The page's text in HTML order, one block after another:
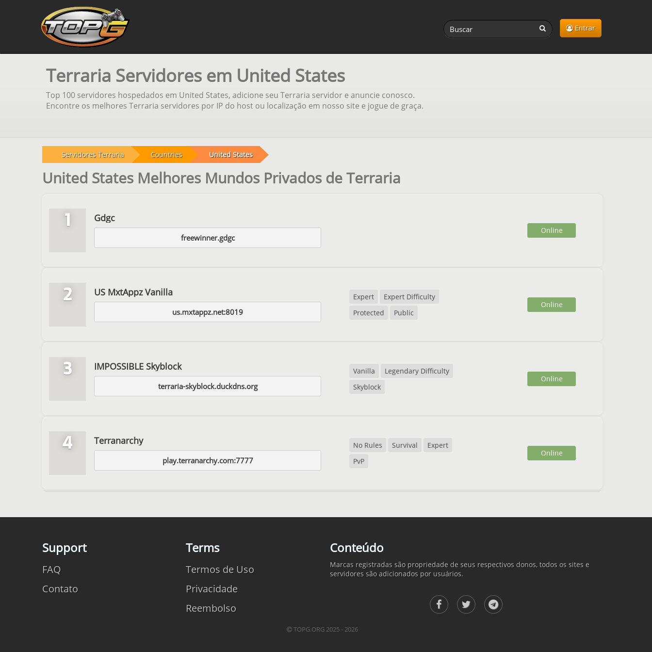
Entrar
Terraria Servidores em United States
Top 100 servidores hospedados em United States, adicione seu Terraria servidor e anuncie conosco.
Encontre os melhores Terraria servidores por IP do host ou localização em nosso site e jogue de graça.
Servidores Terraria Countries United States
United States Melhores Mundos Privados de Terraria
1 Gdgc
freewinner.gdgc
Online
2 US MxtAppz Vanilla
us.mxtappz.net:8019
Expert
Expert Difficulty
Protected
Public
Online
3 IMPOSSIBLE Skyblock
terraria-skyblock.duckdns.org
Vanilla
Legendary Difficulty
Skyblock
Online
4 Terranarchy
play.terranarchy.com:7777
No Rules Survival
Expert
PvP
Online
Support
FAQ
Contato
Terms
Termos de Uso
Privacidade
Reembolso
Conteúdo
Marcas registradas são propriedade de seus respectivos donos, todos os sites e
servidores são adicionados por usuários.
TOPG.ORG 2025 - 2026